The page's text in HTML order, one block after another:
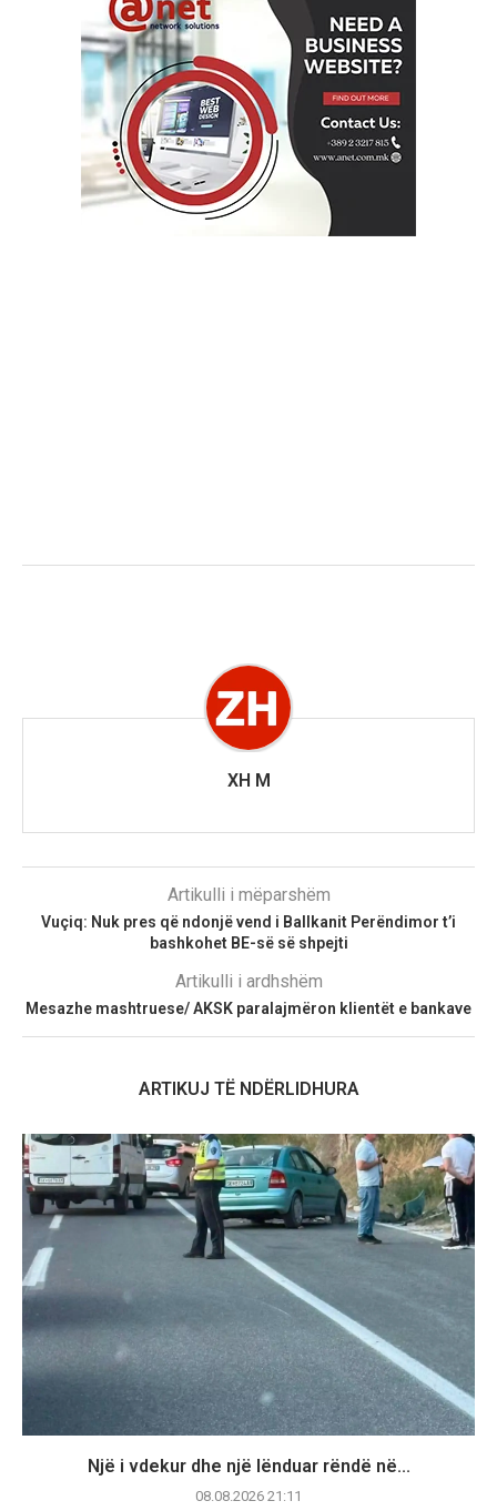
XH M
Artikulli i mëparshëm
Vuçiq: Nuk pres që ndonjë vend i Ballkanit Perëndimor t’i
bashkohet BE-së së shpejti
Artikulli i ardhshëm
Mesazhe mashtruese/ AKSK paralajmëron klientët e bankave
ARTIKUJ TË NDËRLIDHURA
Një i vdekur dhe një lënduar rëndë në...
08.08.2026 21:11